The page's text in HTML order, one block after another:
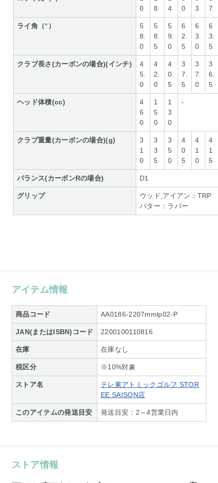
0
8
4
0
3
7
ライ角（°）
5
8.
0
5
8.
5
5
9.
0
6
2.
5
6
3.
0
6
3.
5
クラブ長さ(カーボンの場合)(インチ)
4
5.
0
4
2.
0
4
0.
5
3
7.
5
3
7.
0
3
6.
5
ヘッド体積(cc)
4
6
0
1
5
0
1
3
0
-
クラブ重量(カーボンの場合)(g)
3
1
0
3
3
5
3
5
0
4
0
5
4
1
0
4
1
5
バランス(カーボンRの場合) D1
グリップ
ウッド,アイアン：TRP
パター：ラバー
アイテム情報
商品コード AA0186-2207mmlp02-P
JAN(またはISBN)コード 2200100110816
在庫 在庫なし
税区分 ※10%対象
ストア名
テレ東アトミックゴルフ STOR
EE SAISON店
このアイテムの発送目安 発送目安：2～4営業日内
ストア情報